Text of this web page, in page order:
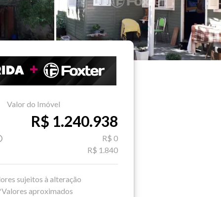
Valor do Imóvel
R$ 1.240.938
R$ 0
R$ 1.840
sujeitos à alteração
aproximados